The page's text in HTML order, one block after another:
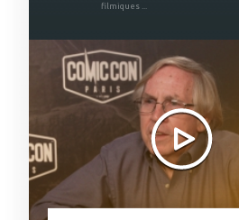
filmiques ...